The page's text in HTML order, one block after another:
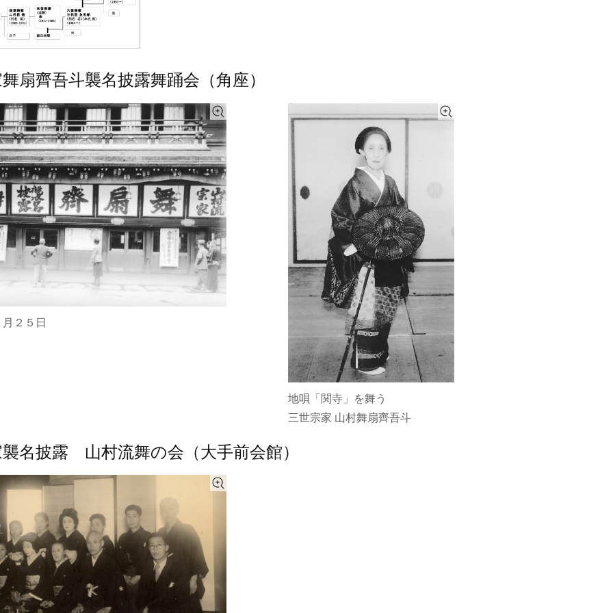
扇齊吾斗襲名披露舞踊会（角座）
２５日
地唄「関寺」を舞う
三世宗家 山村舞扇齊吾斗
名披露 山村流舞の会（大手前会館）